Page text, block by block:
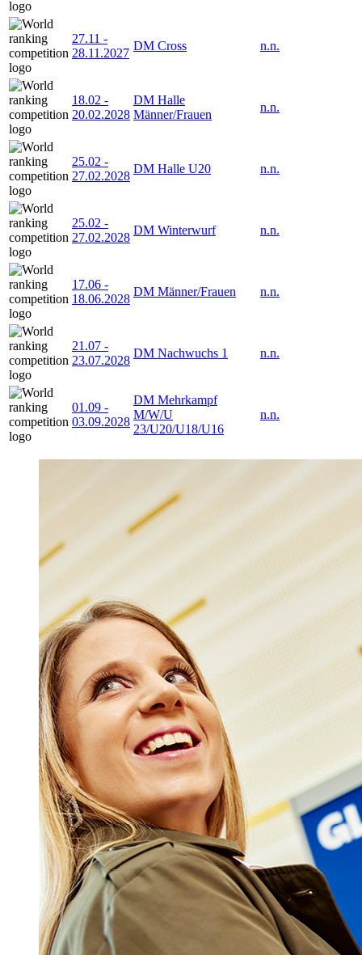
27.11 -
28.11.2027
DM Cross n.n.
18.02 -
20.02.2028
DM Halle
Männer/Frauen
n.n.
25.02 -
27.02.2028
DM Halle U20 n.n.
25.02 -
27.02.2028
DM Winterwurf n.n.
17.06 -
18.06.2028
DM Männer/Frauen n.n.
21.07 -
23.07.2028
DM Nachwuchs 1 n.n.
01.09 -
03.09.2028
DM Mehrkampf
M/W/U
23/U20/U18/U16
n.n.